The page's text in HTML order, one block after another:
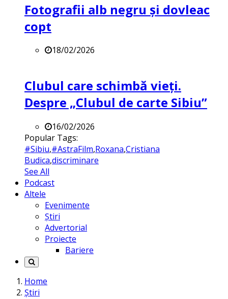
Fotografii alb negru și dovleac
copt
18/02/2026
Clubul care schimbă vieți.
Despre „Clubul de carte Sibiu”
16/02/2026
Popular Tags:
#Sibiu,#AstraFilm,Roxana,Cristiana
Budica,discriminare
See All
Podcast
Altele
Evenimente
Știri
Advertorial
Proiecte
Bariere
Home
Știri